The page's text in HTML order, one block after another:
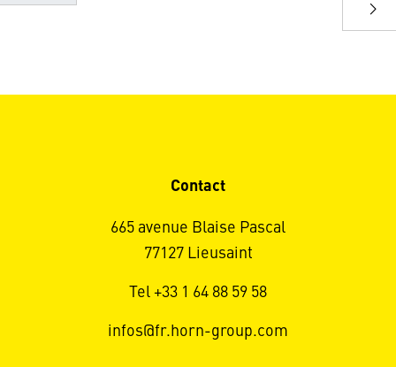
Contact
665 avenue Blaise Pascal
77127 Lieusaint
Tel +33 1 64 88 59 58
infos@fr.horn-group.com